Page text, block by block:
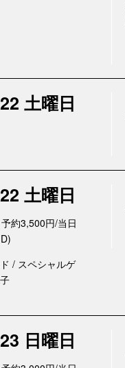
土曜日
土曜日
約3,500円/当日
/ スペシャルゲ
日曜日